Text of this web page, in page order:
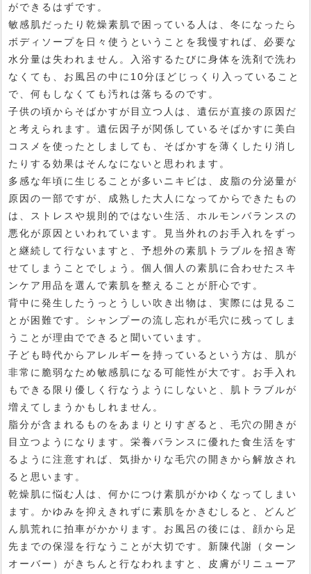
ができるはずです。
敏感肌だったり乾燥素肌で困っている人は、冬になったら
ボディソープを日々使うということを我慢すれば、必要な
水分量は失われません。入浴するたびに身体を洗剤で洗わ
なくても、お風呂の中に10分ほどじっくり入っていること
で、何もしなくても汚れは落ちるのです。
子供の頃からそばかすが目立つ人は、遺伝が直接の原因だ
と考えられます。遺伝因子が関係しているそばかすに美白
コスメを使ったとしましても、そばかすを薄くしたり消し
たりする効果はそんなにないと思われます。
多感な年頃に生じることが多いニキビは、皮脂の分泌量が
原因の一部ですが、成熟した大人になってからできたもの
は、ストレスや規則的ではない生活、ホルモンバランスの
悪化が原因といわれています。見当外れのお手入れをずっ
と継続して行ないますと、予想外の素肌トラブルを招き寄
せてしまうことでしょう。個人個人の素肌に合わせたスキ
ンケア用品を選んで素肌を整えることが肝心です。
背中に発生したうっとうしい吹き出物は、実際には見るこ
とが困難です。シャンプーの流し忘れが毛穴に残ってしま
うことが理由でできると聞いています。
子ども時代からアレルギーを持っているという方は、肌が
非常に脆弱なため敏感肌になる可能性が大です。お手入れ
もできる限り優しく行なうようにしないと、肌トラブルが
増えてしまうかもしれません。
脂分が含まれるものをあまりとりすぎると、毛穴の開きが
目立つようになります。栄養バランスに優れた食生活をす
るように注意すれば、気掛かりな毛穴の開きから解放され
ると思います。
乾燥肌に悩む人は、何かにつけ素肌がかゆくなってしまい
ます。かゆみを抑えきれずに素肌をかきむしると、どんど
ん肌荒れに拍車がかかります。お風呂の後には、顔から足
先までの保湿を行なうことが大切です。新陳代謝（ターン
オーバー）がきちんと行なわれますと、皮膚がリニューア